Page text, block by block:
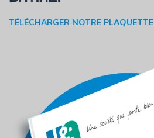
TÉLÉCHARGER NOTRE PLAQUETTE